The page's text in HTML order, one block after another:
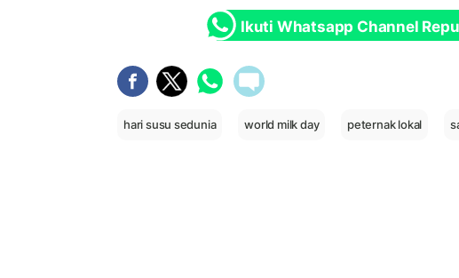
Ikuti Whatsapp Channel
hari susu sedunia world milk day peternak lokal